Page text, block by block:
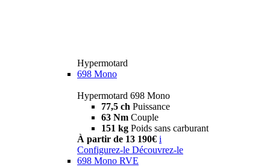
Hypermotard
698 Mono
Hypermotard 698 Mono
77,5 ch Puissance
63 Nm Couple
151 kg Poids sans carburant
À partir de 13 190€ i
Configurez-le Découvrez-le
698 Mono RVE